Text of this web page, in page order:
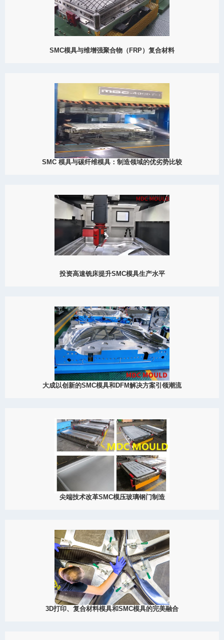
View Detail
2024
SMC模具与维增强聚合物（FRP）复合材料
View Detail
12/22
2023
SMC 模具与碳纤维模具：制造领域的优劣势比较
究两个备受瞩目的竞争者：SMC（片材成型复合）模具和碳纤维模
具的比较分析。SMC 模...
View Detail
2023投资高速铣床提升SMC模具生产水平
的增加完美契合了大成制造、发展和创新的理念，因为它代表了先
进SMC模具制造的显著飞跃，确保我们制造的复合材料模具始终具
有卓越的质量水平。
View Detail
10/27
2023
大成以创新的SMC模具和DFM解决方案引领潮流
Compound）模具以及设计制造一体化（DFM）服务。
View Detail
09/28
2023尖端技术改革SMC模压玻璃钢门制造
（FRP）门的生产方式。
View Detail
08/26
2023
3D打印、复合材料模具和SMC模具的完美融合